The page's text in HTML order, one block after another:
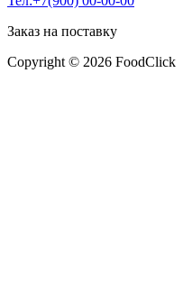
Заказ на поставку
Copyright © 2026 FoodClick